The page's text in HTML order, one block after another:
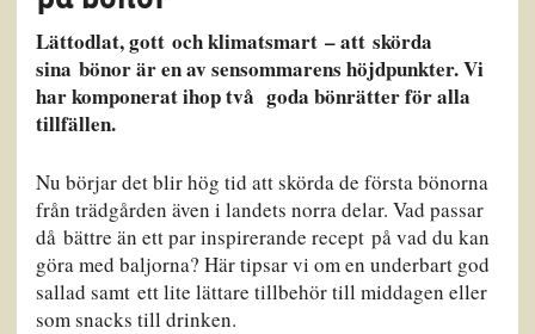
Lättodlat, gott och klimatsmart – att skörda
sina bönor är en av sensommarens höjdpunkter. Vi
har komponerat ihop två goda bönrätter för alla
tillfällen.
Nu börjar det blir hög tid att skörda de första bönorna
från trädgården även i landets norra delar. Vad passar
då bättre än ett par inspirerande recept på vad du kan
göra med baljorna? Här tipsar vi om en underbart god
sallad samt ett lite lättare tillbehör till middagen eller
som snacks till drinken.